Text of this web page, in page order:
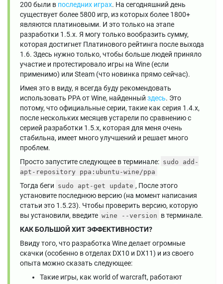
200 были в последних играх. На сегодняшний день
существует более 5800 игр, из которых более 1800+
являются платиновыми. И это только на этапе
разработки 1.5.x. Я могу только вообразить сумму,
которая достигнет Платинового рейтинга после выхода
1.6. Здесь нужно только, чтобы больше людей приняло
участие и протестировало игры на Wine (если
применимо) или Steam (что новинка прямо сейчас).
Имея это в виду, я всегда буду рекомендовать
использовать PPA от Wine, найденный здесь. Это
потому, что официальные серии, такие как серия 1.4.x,
после нескольких месяцев устарели по сравнению с
серией разработки 1.5.x, которая для меня очень
стабильна, имеет много улучшений и решает много
проблем.
Просто запустите следующее в терминале: sudo add-
apt-repository ppa:ubuntu-wine/ppa
Тогда беги sudo apt-get update , После этого
установите последнюю версию (на момент написания
статьи это 1.5.23). Чтобы проверить версию, которую
вы установили, введите wine --version в терминале.
КАК БОЛЬШОЙ ХИТ ЭФФЕКТИВНОСТИ?
Ввиду того, что разработка Wine делает огромные
скачки (особенно в отделах DX10 и DX11) и из своего
опыта можно сказать следующее:
Такие игры, как world of warcraft, работают